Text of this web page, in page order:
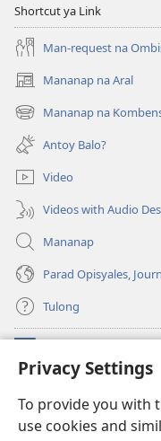
Privacy Settings
To provide you with
use cookies and
Shortcut ya Link
Man-request na
Mananap na Aral
(opens
new
window)
Mananap na
(opens
new
window)
Antoy Balo?
Video
Videos with Audio
Mananap
Parad Opisyales,
Tulong
(opens
new
Watchtower ONLINE
(opens
new